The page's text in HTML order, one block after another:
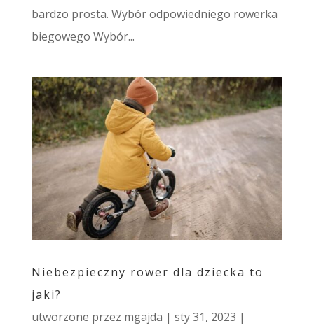
bardzo prosta. Wybór odpowiedniego rowerka
biegowego Wybór...
Niebezpieczny rower dla dziecka to
jaki?
utworzone przez mgajda | sty 31, 2023 |